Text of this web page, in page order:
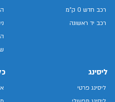
רכב חדש 0 ק"מ
רכב יד ראשונה
ליסינג
ליסינג פרטי